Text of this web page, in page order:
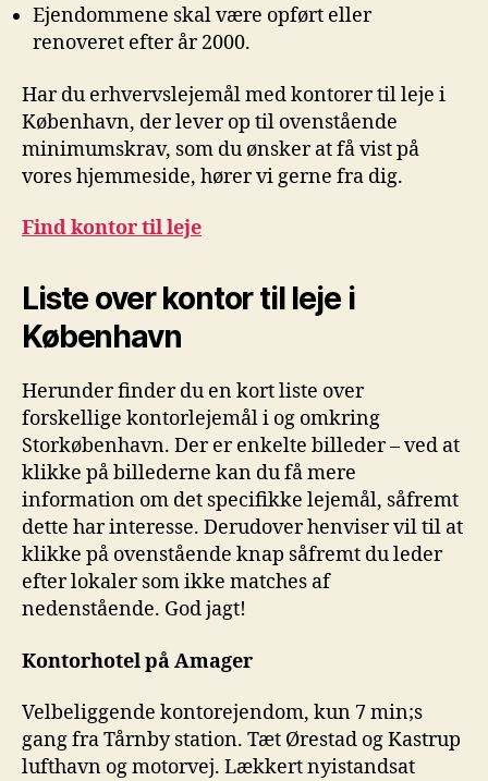
Ejendommene skal være opført eller
renoveret efter år 2000.
Har du erhvervslejemål med kontorer til leje i
København, der lever op til ovenstående
minimumskrav, som du ønsker at få vist på
vores hjemmeside, hører vi gerne fra dig.
Find kontor til leje
Liste over kontor til leje i
København
Herunder finder du en kort liste over
forskellige kontorlejemål i og omkring
Storkøbenhavn. Der er enkelte billeder – ved at
klikke på billederne kan du få mere
information om det specifikke lejemål, såfremt
dette har interesse. Derudover henviser vil til at
klikke på ovenstående knap såfremt du leder
efter lokaler som ikke matches af
nedenstående. God jagt!
Kontorhotel på Amager
Velbeliggende kontorejendom, kun 7 min;s
gang fra Tårnby station. Tæt Ørestad og Kastrup
lufthavn og motorvej. Lækkert nyistandsat